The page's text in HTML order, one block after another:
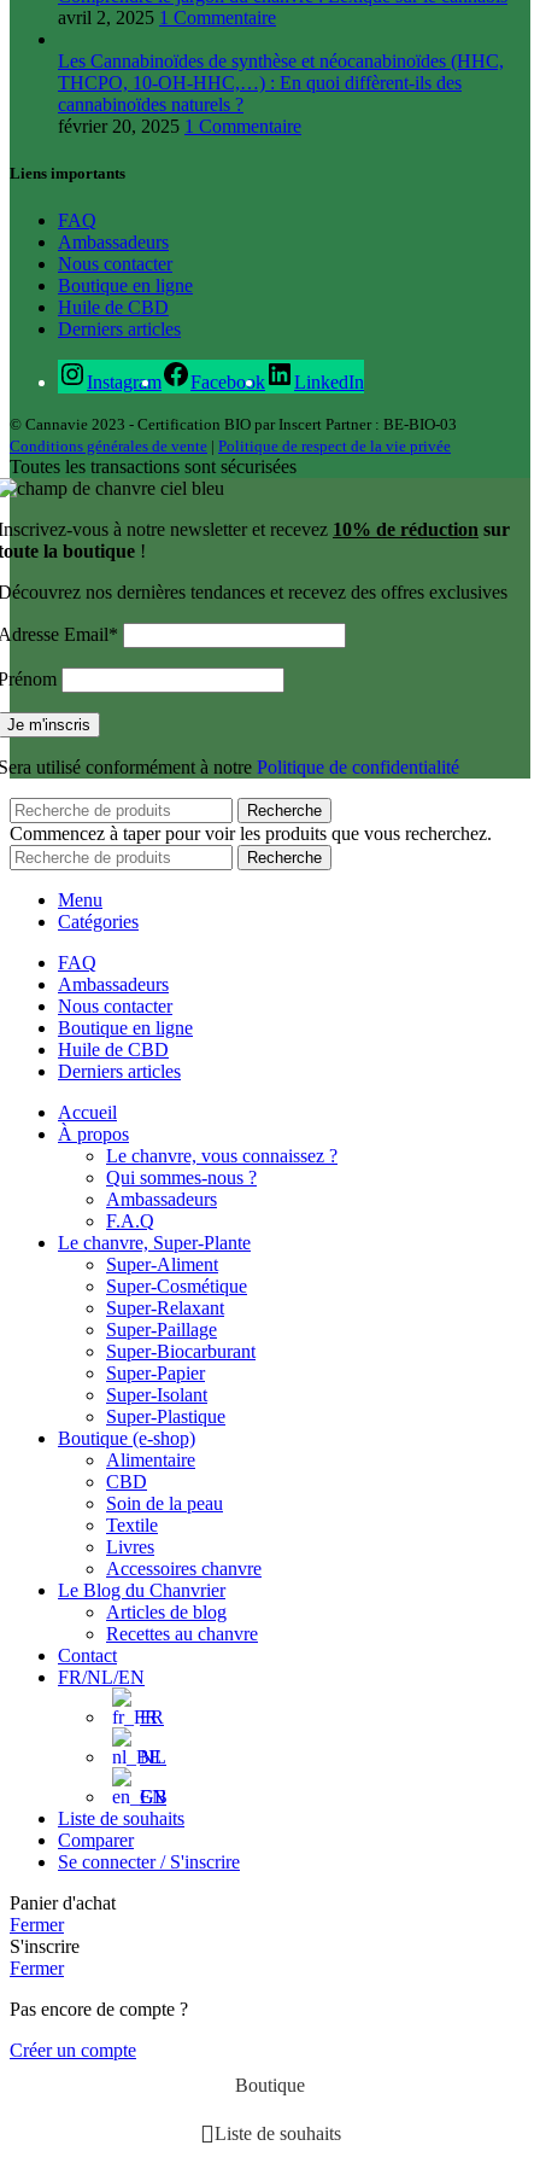
avril 2, 2025 1 Commentaire
Les Cannabinoïdes de synthèse et néocanabinoïdes (HHC,
THCPO, 10-OH-HHC,…) : En quoi diffèrent-ils des
cannabinoïdes naturels ?
février 20, 2025 1 Commentaire
Liens importants
FAQ
Ambassadeurs
Nous contacter
Boutique en ligne
Huile de CBD
Derniers articles
Instagram Facebook LinkedIn
© Cannavie 2023 - Certification BIO par Inscert Partner : BE-BIO-03
Conditions générales de vente | Politique de respect de la vie privée
Toutes les transactions sont sécurisées
vous à notre newsletter et recevez 10% de réduction sur
la boutique !
nos dernières tendances et recevez des offres exclusives
Email*
utilisé conformément à notre Politique de confidentialité
Recherche
Commencez à taper pour voir les produits que vous recherchez.
Recherche
Menu
Catégories
FAQ
Ambassadeurs
Nous contacter
Boutique en ligne
Huile de CBD
Derniers articles
Accueil
À propos
Le chanvre, vous connaissez ?
Qui sommes-nous ?
Ambassadeurs
F.A.Q
Le chanvre, Super-Plante
Super-Aliment
Super-Cosmétique
Super-Relaxant
Super-Paillage
Super-Biocarburant
Super-Papier
Super-Isolant
Super-Plastique
Boutique (e-shop)
Alimentaire
CBD
Soin de la peau
Textile
Livres
Accessoires chanvre
Le Blog du Chanvrier
Articles de blog
Recettes au chanvre
Contact
FR/NL/EN
FR
NL
EN
Liste de souhaits
Comparer
Se connecter / S'inscrire
Panier d'achat
Fermer
S'inscrire
Fermer
Pas encore de compte ?
Créer un compte
Boutique
Liste de souhaits